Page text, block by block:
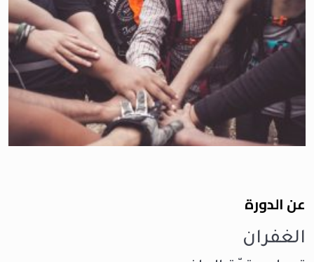
عن الدورة
الغفران